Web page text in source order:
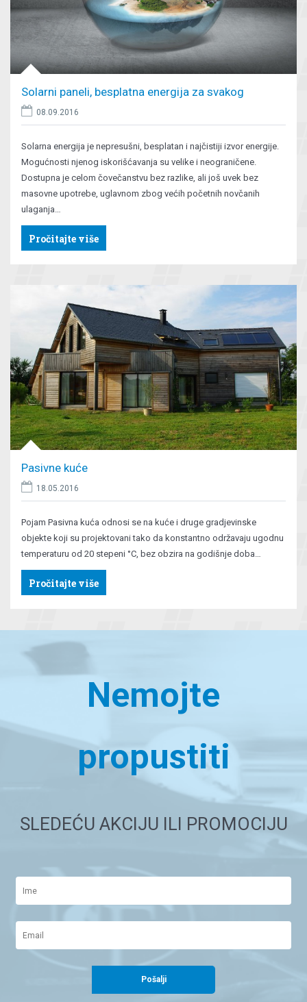
Solarni paneli, besplatna energija za svakog
08.09.2016
Solarna energija je nepresušni, besplatan i najčistiji izvor energije.
Mogućnosti njenog iskorišćavanja su velike i neograničene.
Dostupna je celom čovečanstvu bez razlike, ali još uvek bez
masovne upotrebe, uglavnom zbog većih početnih novčanih
ulaganja…
Pročitajte više
Pasivne kuće
18.05.2016
Pojam Pasivna kuća odnosi se na kuće i druge gradjevinske
objekte koji su projektovani tako da konstantno održavaju ugodnu
temperaturu od 20 stepeni °C, bez obzira na godišnje doba…
Pročitajte više
Nemojte
propustiti
SLEDEĆU AKCIJU ILI PROMOCIJU
Pošalji